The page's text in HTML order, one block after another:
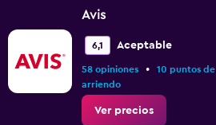
Avis
6,1 Aceptable
58 opiniones •
10 puntos de
arriendo
Ver precios